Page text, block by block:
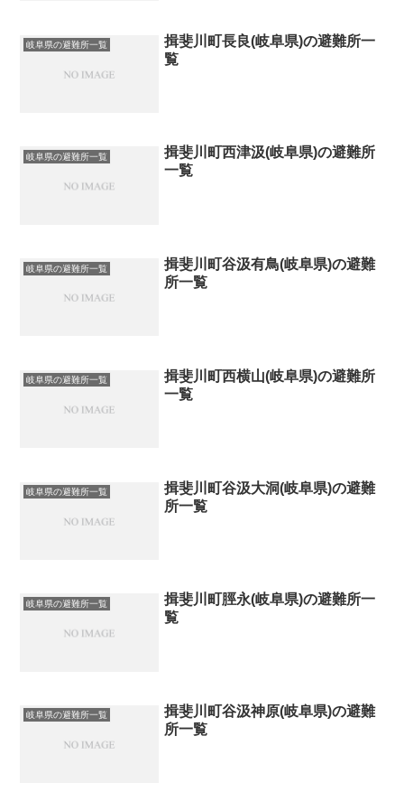
岐阜県の避難所一覧
揖斐川町長良(岐阜県)の避難所一
覧
岐阜県の避難所一覧
揖斐川町西津汲(岐阜県)の避難所
一覧
岐阜県の避難所一覧
揖斐川町谷汲有鳥(岐阜県)の避難
所一覧
岐阜県の避難所一覧
揖斐川町西横山(岐阜県)の避難所
一覧
岐阜県の避難所一覧
揖斐川町谷汲大洞(岐阜県)の避難
所一覧
岐阜県の避難所一覧
揖斐川町脛永(岐阜県)の避難所一
覧
岐阜県の避難所一覧
揖斐川町谷汲神原(岐阜県)の避難
所一覧